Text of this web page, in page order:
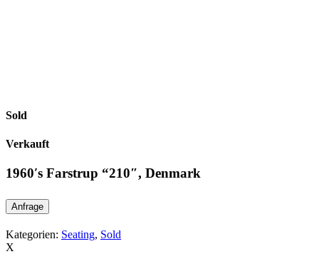
Sold
Verkauft
1960′s Farstrup “210″, Denmark
Anfrage
Kategorien: Seating, Sold
X